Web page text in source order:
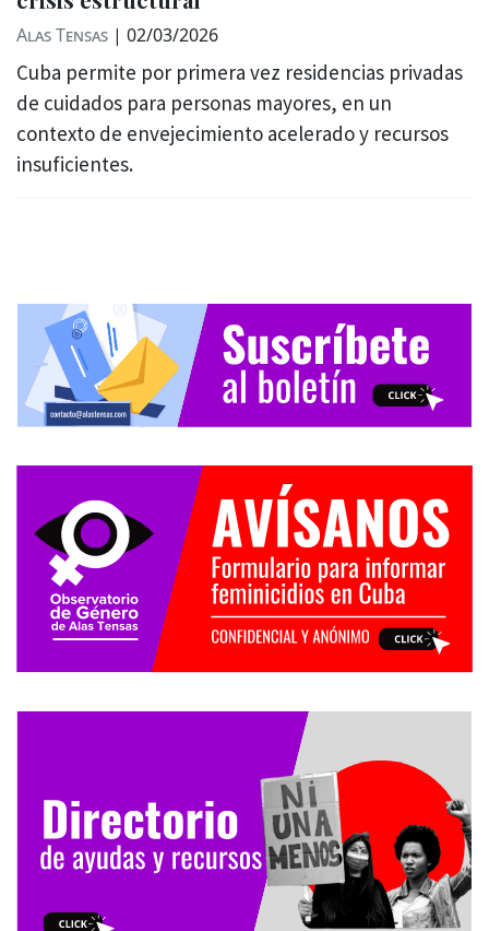
Alas Tensas | 02/03/2026
Cuba permite por primera vez residencias privadas
de cuidados para personas mayores, en un
contexto de envejecimiento acelerado y recursos
insuficientes.